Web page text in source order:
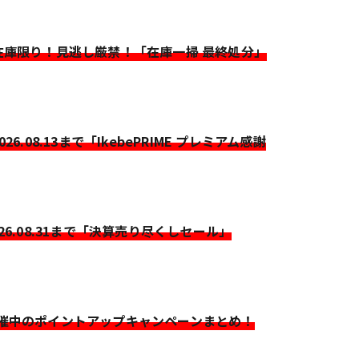
限り！見逃し厳禁！「在庫一掃 最終処分」
まで「IkebePRIME プレミアム感謝
まで「決算売り尽くしセール」
中のポイントアップキャンペーンまとめ！